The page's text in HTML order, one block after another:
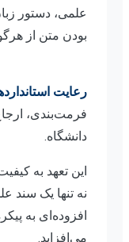
علمی، دستور
بودن متن از
رعایت
فرمت‌بندی،
دانشگاه.
این تعهد به
نه تنها یک سند
افزوده‌ای به
می‌افزاید.